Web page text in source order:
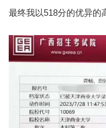
最终我以518分的优异的